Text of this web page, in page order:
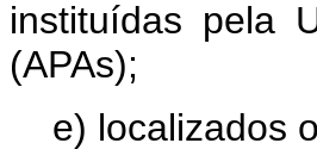
instituídas pela
(APAs);
e) localizados